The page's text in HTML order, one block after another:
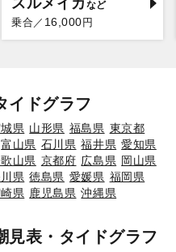
乗合／ 16,000円
イドグラフ
県 山形県 福島県 東京都
富山県 石川県 福井県 愛知県
山県 京都府 広島県 岡山県
県 徳島県 愛媛県 福岡県
県 鹿児島県 沖縄県
見表・タイドグラフ